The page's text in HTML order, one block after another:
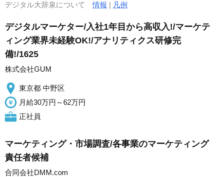
デジタル大辞泉について情報 | 凡例
デジタルマーケター/入社1年目から高収入!/マーケテ
ィング業界未経験OK!/アナリティクス研修完
備!/1625
株式会社GUM
東京都 中野区
月給30万円～62万円
正社員
マーケティング・市場調査/各事業のマーケティング
責任者候補
合同会社DMM.com